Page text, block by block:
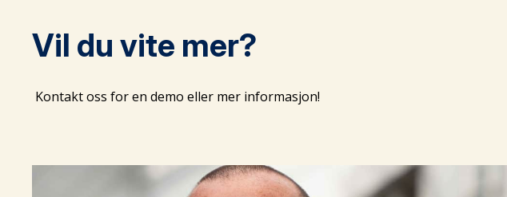
Vil du vite mer?
Kontakt oss for en demo eller mer informasjon!